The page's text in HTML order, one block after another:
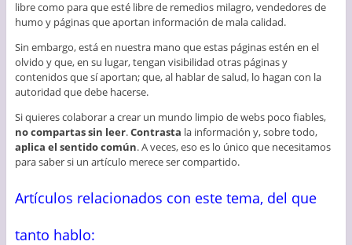
libre como para que esté libre de remedios milagro, vendedores de
humo y páginas que aportan información de mala calidad.
Sin embargo, está en nuestra mano que estas páginas estén en el
olvido y que, en su lugar, tengan visibilidad otras páginas y
contenidos que sí aportan; que, al hablar de salud, lo hagan con la
autoridad que debe hacerse.
Si quieres colaborar a crear un mundo limpio de webs poco fiables,
no compartas sin leer.Contrasta la información y, sobre todo,
aplica el sentido común. A veces, eso es lo único que necesitamos
para saber si un artículo merece ser compartido.
Artículos relacionados con este tema, del que
tanto hablo: